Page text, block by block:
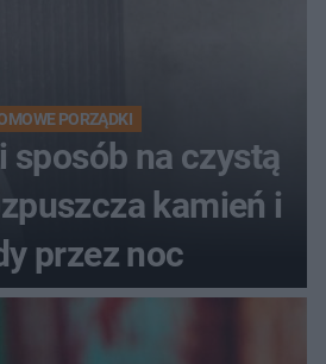
PORZĄDKI
sposób na czystą
kamień i
przez noc